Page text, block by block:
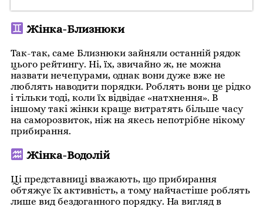
Жінка-Близнюки
Так-так, саме Близнюки зайняли останній рядок
цього рейтингу. Ні, їх, звичайно ж, не можна
назвати нечепурами, однак вони дуже вже не
люблять наводити порядки. Роблять вони це рідко
і тільки тоді, коли їх відвідає «натхнення». В
іншому такі жінки краще витратять більше часу
на саморозвиток, ніж на якесь непотрібне нікому
прибирання.
Жінка-Водолій
Ці представниці вважають, що прибирання
обтяжує їх активність, а тому найчастіше роблять
лише вид бездоганного порядку. На вигляд в